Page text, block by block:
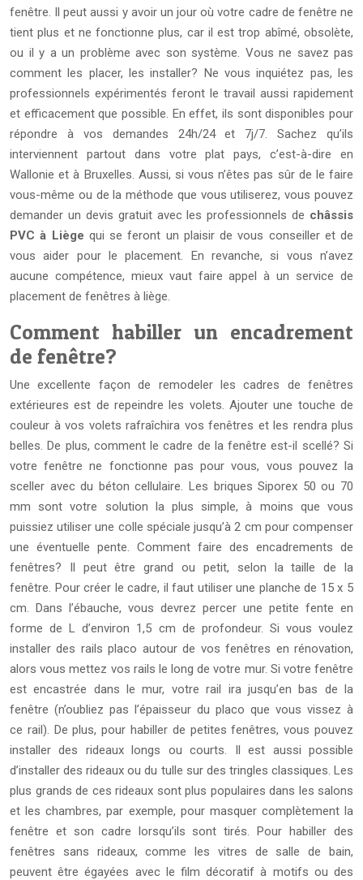
fenêtre. Il peut aussi y avoir un jour où votre cadre de fenêtre ne
tient plus et ne fonctionne plus, car il est trop abîmé, obsolète,
ou il y a un problème avec son système. Vous ne savez pas
comment les placer, les installer? Ne vous inquiétez pas, les
professionnels expérimentés feront le travail aussi rapidement
et efficacement que possible. En effet, ils sont disponibles pour
répondre à vos demandes 24h/24 et 7j/7. Sachez qu’ils
interviennent partout dans votre plat pays, c’est-à-dire en
Wallonie et à Bruxelles. Aussi, si vous n’êtes pas sûr de le faire
vous-même ou de la méthode que vous utiliserez, vous pouvez
demander un devis gratuit avec les professionnels de châssis
PVC à Liège qui se feront un plaisir de vous conseiller et de
vous aider pour le placement. En revanche, si vous n’avez
aucune compétence, mieux vaut faire appel à un service de
placement de fenêtres à liège.
Comment habiller un encadrement
de fenêtre?
Une excellente façon de remodeler les cadres de fenêtres
extérieures est de repeindre les volets. Ajouter une touche de
couleur à vos volets rafraîchira vos fenêtres et les rendra plus
belles. De plus, comment le cadre de la fenêtre est-il scellé? Si
votre fenêtre ne fonctionne pas pour vous, vous pouvez la
sceller avec du béton cellulaire. Les briques Siporex 50 ou 70
mm sont votre solution la plus simple, à moins que vous
puissiez utiliser une colle spéciale jusqu’à 2 cm pour compenser
une éventuelle pente. Comment faire des encadrements de
fenêtres? Il peut être grand ou petit, selon la taille de la
fenêtre. Pour créer le cadre, il faut utiliser une planche de 15 x 5
cm. Dans l’ébauche, vous devrez percer une petite fente en
forme de L d’environ 1,5 cm de profondeur. Si vous voulez
installer des rails placo autour de vos fenêtres en rénovation,
alors vous mettez vos rails le long de votre mur. Si votre fenêtre
est encastrée dans le mur, votre rail ira jusqu’en bas de la
fenêtre (n’oubliez pas l’épaisseur du placo que vous vissez à
ce rail). De plus, pour habiller de petites fenêtres, vous pouvez
installer des rideaux longs ou courts. Il est aussi possible
d’installer des rideaux ou du tulle sur des tringles classiques. Les
plus grands de ces rideaux sont plus populaires dans les salons
et les chambres, par exemple, pour masquer complètement la
fenêtre et son cadre lorsqu’ils sont tirés. Pour habiller des
fenêtres sans rideaux, comme les vitres de salle de bain,
peuvent être égayées avec le film décoratif à motifs ou des